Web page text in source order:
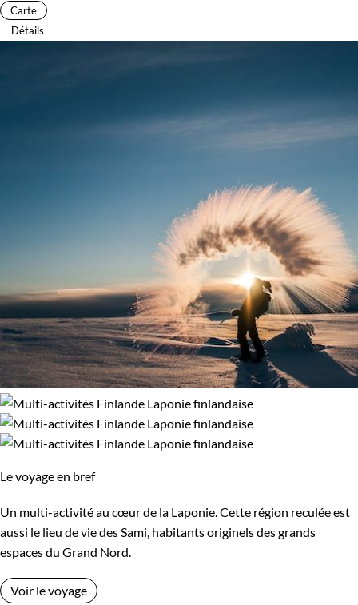
Carte
Détails
Le voyage en bref
Un multi-activité au cœur de la Laponie. Cette région reculée est
aussi le lieu de vie des Sami, habitants originels des grands
espaces du Grand Nord.
Voir le voyage